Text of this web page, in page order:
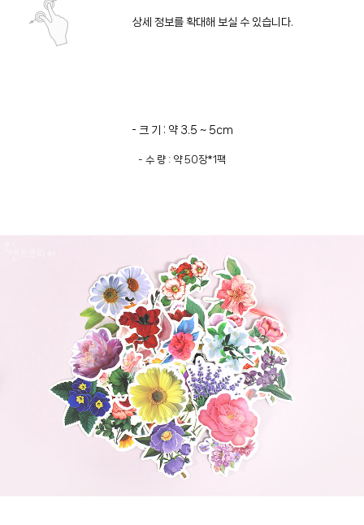
상세 정보를 확대해 보실 수 있습니다.
- 크 기 : 약 3.5 ~ 5cm
- 수 량 : 약 50장*1팩